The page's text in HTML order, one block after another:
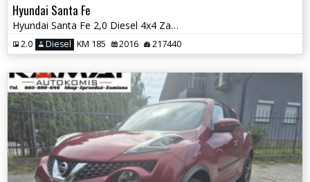
Hyundai Santa Fe
Hyundai Santa Fe 2,0 Diesel 4x4 Zamiana
2.0 Diesel KM 185 2016 217440